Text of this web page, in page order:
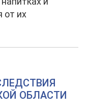
от их
ОБЛАСТИ